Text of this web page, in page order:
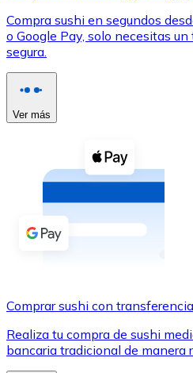
Ver todo
Compra criptomonedas
Comprar con efectivo
Transferencia SEPA
Añade fondos a tu
Comprar con Transferencia
Utiliza tarjetas Visa y
Comprar con tarjeta
Tienda - Tarjetas regalo
Compra sushi en segundos
o Google Pay, solo necesitas
segura.
Ver más
Comprar sushi con
Realiza tu compra de sushi
bancaria tradicional de manera